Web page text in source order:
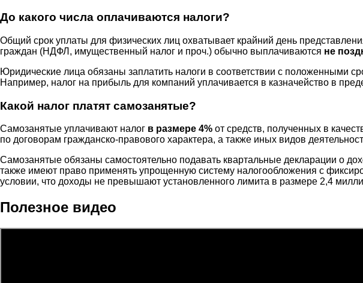
До какого числа оплачиваются налоги?
Общий срок уплаты для физических лиц охватывает крайний день
граждан (НДФЛ, имущественный налог и проч.) обычно выплачиваются не
Юридические лица обязаны заплатить налоги в соответствии с положенными
Например, налог на прибыль для компаний уплачивается в казначейство в
Какой налог платят самозанятые?
Самозанятые уплачивают налог в размере 4% от средств, полученных в
по договорам гражданско-правового характера, а также иных видов
Самозанятые обязаны самостоятельно подавать квартальные декларации о
также имеют право применять упрощенную систему налогообложения с
условии, что доходы не превышают установленного лимита в размере 2,4
Полезное видео